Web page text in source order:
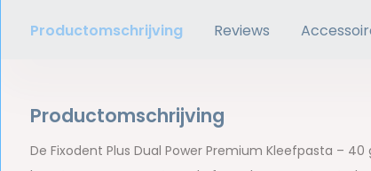
Productomschrijving Reviews
Productomschrijving
De Fixodent Plus Dual Power Premium Kleefpasta –